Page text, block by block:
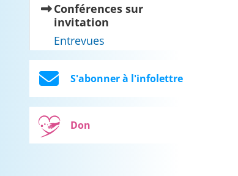
Conférences sur
invitation
Entrevues
S'abonner à l'infolettre
Don